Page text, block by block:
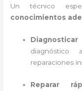
Un técnico
conocimientos
diagnóstico
reparaciones
Reparar